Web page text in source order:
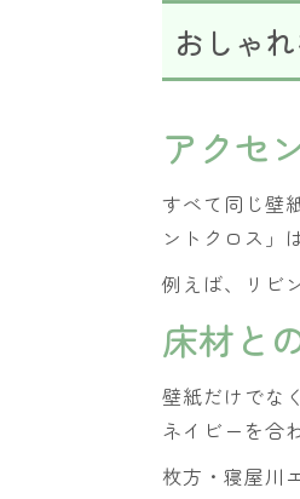
おしゃ
アクセ
すべて同じ壁
ントクロス」
例えば、リビ
床材と
壁紙だけでな
ネイビーを合
枚方・寝屋川